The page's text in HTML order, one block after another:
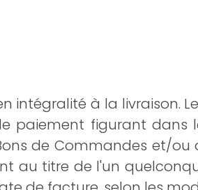
intégralité à la livraison.
paiement figurant dans
de Commandes et/ou
au titre de l'un